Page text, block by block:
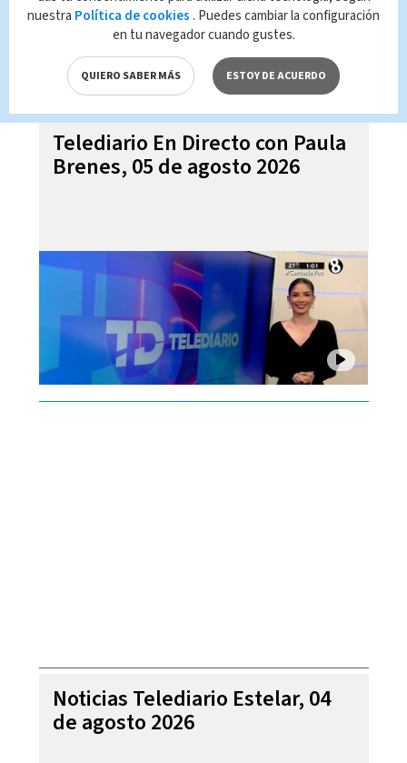
Telediario En Directo con Paula
Brenes, 05 de agosto 2026
Noticias Telediario Estelar, 04
de agosto 2026
nuestra Política de cookies . Puedes cambiar la configuración
en tu navegador cuando gustes.
QUIERO SABER MÁS ESTOY DE ACUERDO